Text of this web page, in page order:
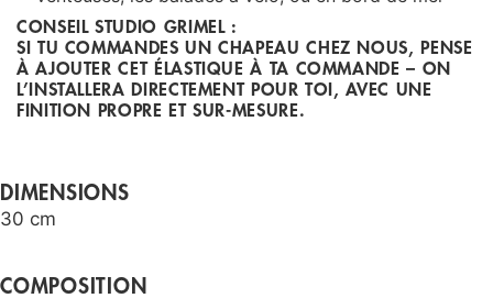
CONSEIL STUDIO GRIMEL :
SI TU COMMANDES UN CHAPEAU CHEZ NOUS, PENSE
À AJOUTER CET ÉLASTIQUE À TA COMMANDE – ON
L’INSTALLERA DIRECTEMENT POUR TOI, AVEC UNE
FINITION PROPRE ET SUR-MESURE.
DIMENSIONS
30 cm
COMPOSITION